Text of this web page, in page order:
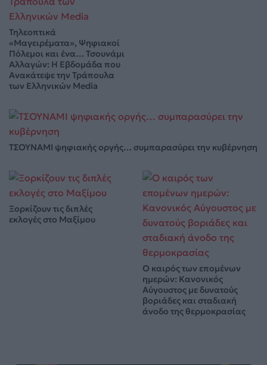
Τηλεοπτικά
«Μαγειρέματα», Ψηφιακοί
Πόλεμοι και ένα… Τσουνάμι
Αλλαγών: Η Εβδομάδα που
Ανακάτεψε την Τράπουλα
των Ελληνικών Media
ΤΣΟΥΝΑΜΙ ψηφιακής οργής… συμπαρασύρει την κυβέρνηση
Ξορκίζουν τις διπλές
εκλογές στο Μαξίμου
Ο καιρός των επομένων
ημερών: Κανονικός
Αύγουστος με δυνατούς
βοριάδες και σταδιακή
άνοδο της θερμοκρασίας